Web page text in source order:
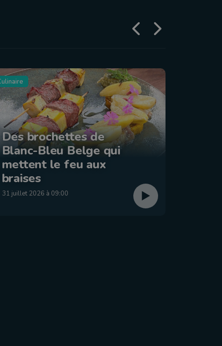
Des brochettes de
Blanc-Bleu Belge qui
mettent le feu aux
braises
31 juillet 2026 à 09:00